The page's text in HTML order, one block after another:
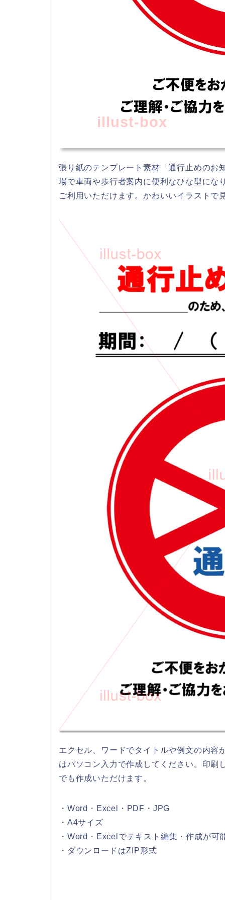
illust-box
張り紙のテンプレート素材「通行止めのお
場で車両や歩行者案内に便利なひな型に
ご利用いただけます。かわいいイラストで
エクセル、ワードでタイトルや例文の内容
はパソコン入力で作成してください。印刷
でも作成いただけます。
・Word・Excel・PDF・JPG
・A4サイズ
・Word・Excelでテキスト編集・作成が可
・ダウンロードはZIP形式